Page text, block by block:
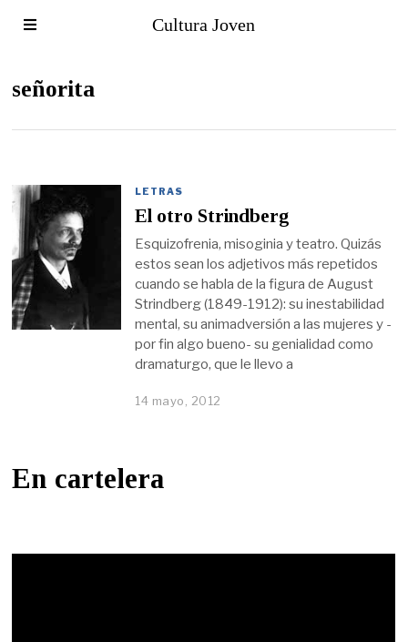
Cultura Joven
señorita
LETRAS
El otro Strindberg
Esquizofrenia, misoginia y teatro. Quizás
estos sean los adjetivos más repetidos
cuando se habla de la figura de August
Strindberg (1849-1912): su inestabilidad
mental, su animadversión a las mujeres y -
por fin algo bueno- su genialidad como
dramaturgo, que le llevo a
14 mayo, 2012
En cartelera